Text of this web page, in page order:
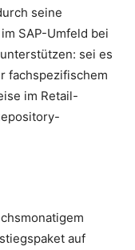
seine
SAP-Umfeld bei
sei es
fachspezifischem
im Retail-
auf